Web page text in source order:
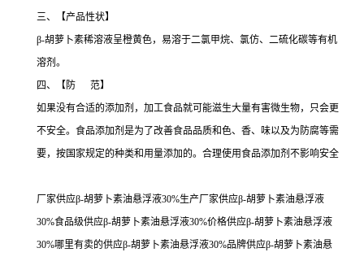
三、【产品性状】
β-胡萝卜素稀溶液呈橙黄色，易溶于二氯甲烷、氯仿、二硫化碳等有机
溶剂。
四、【防 范】
如果没有合适的添加剂，加工食品就可能滋生大量有害微生物，只会更
不安全。食品添加剂是为了改善食品品质和色、香、味以及为防腐等需
要，按国家规定的种类和用量添加的。合理使用食品添加剂不影响安全
厂家供应β-胡萝卜素油悬浮液30%生产厂家供应β-胡萝卜素油悬浮液
30%食品级供应β-胡萝卜素油悬浮液30%价格供应β-胡萝卜素油悬浮液
30%哪里有卖的供应β-胡萝卜素油悬浮液30%品牌供应β-胡萝卜素油悬